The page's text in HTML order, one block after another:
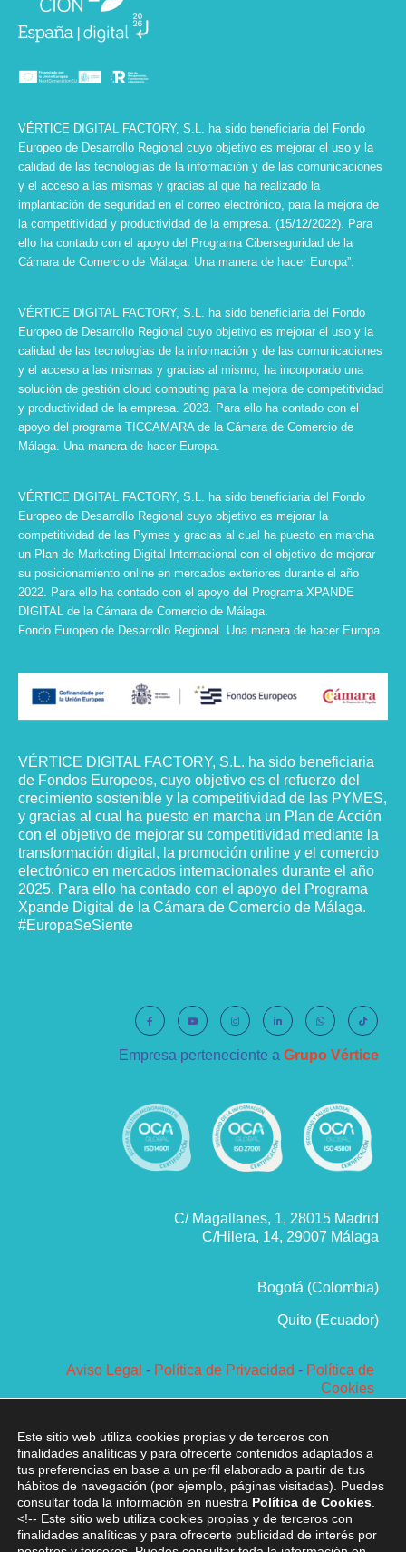
VÉRTICE DIGITAL FACTORY, S.L. ha sido beneficiaria del Fondo
Europeo de Desarrollo Regional cuyo objetivo es mejorar el uso y la
calidad de las tecnologías de la información y de las comunicaciones
y el acceso a las mismas y gracias al que ha realizado la
implantación de seguridad en el correo electrónico, para la mejora de
la competitividad y productividad de la empresa. (15/12/2022). Para
ello ha contado con el apoyo del Programa Ciberseguridad de la
Cámara de Comercio de Málaga. Una manera de hacer Europa”.
VÉRTICE DIGITAL FACTORY, S.L. ha sido beneficiaria del Fondo
Europeo de Desarrollo Regional cuyo objetivo es mejorar el uso y la
calidad de las tecnologías de la información y de las comunicaciones
y el acceso a las mismas y gracias al mismo, ha incorporado una
solución de gestión cloud computing para la mejora de competitividad
y productividad de la empresa. 2023. Para ello ha contado con el
apoyo del programa TICCAMARA de la Cámara de Comercio de
Málaga. Una manera de hacer Europa.
VÉRTICE DIGITAL FACTORY, S.L. ha sido beneficiaria del Fondo
Europeo de Desarrollo Regional cuyo objetivo es mejorar la
competitividad de las Pymes y gracias al cual ha puesto en marcha
un Plan de Marketing Digital Internacional con el objetivo de mejorar
su posicionamiento online en mercados exteriores durante el año
2022. Para ello ha contado con el apoyo del Programa XPANDE
DIGITAL de la Cámara de Comercio de Málaga.
Fondo Europeo de Desarrollo Regional. Una manera de hacer Europa
VÉRTICE DIGITAL FACTORY, S.L. ha sido beneficiaria
de Fondos Europeos, cuyo objetivo es el refuerzo del
crecimiento sostenible y la competitividad de las PYMES,
y gracias al cual ha puesto en marcha un Plan de Acción
con el objetivo de mejorar su competitividad mediante la
transformación digital, la promoción online y el comercio
electrónico en mercados internacionales durante el año
2025. Para ello ha contado con el apoyo del Programa
Xpande Digital de la Cámara de Comercio de Málaga.
#EuropaSeSiente
Empresa perteneciente a Grupo Vértice
C/ Magallanes, 1, 28015 Madrid
C/Hilera, 14, 29007 Málaga
Bogotá (Colombia)
Quito (Ecuador)
Aviso Legal - Política de Privacidad - Política de
Cookies
reservados
Este sitio web utiliza cookies propias y de terceros con
finalidades analíticas y para ofrecerte contenidos adaptados a
tus preferencias en base a un perfil elaborado a partir de tus
hábitos de navegación (por ejemplo, páginas visitadas). Puedes
consultar toda la información en nuestra Política de Cookies
<!-- Este sitio web utiliza cookies propias y de terceros con
finalidades analíticas y para ofrecerte publicidad de interés por